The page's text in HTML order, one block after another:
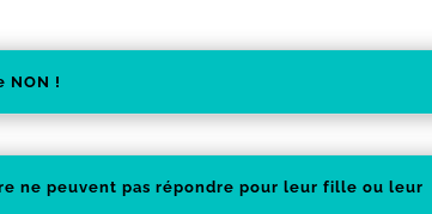
NON !
ne peuvent pas répondre pour leur fille ou leur